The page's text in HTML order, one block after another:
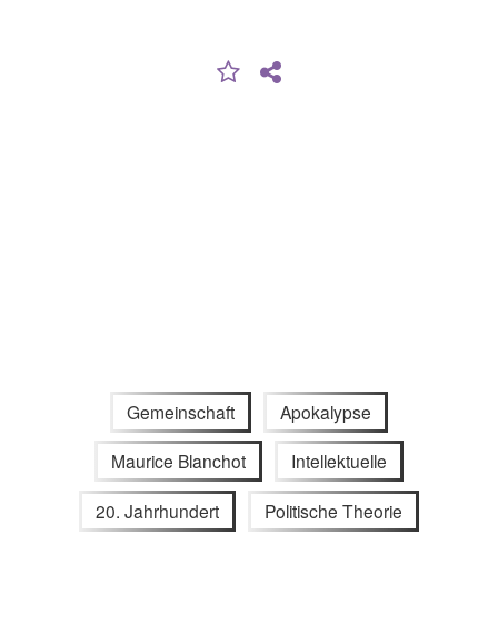
Gemeinschaft Apokalypse
Maurice Blanchot Intellektuelle
20. Jahrhundert Politische Theorie